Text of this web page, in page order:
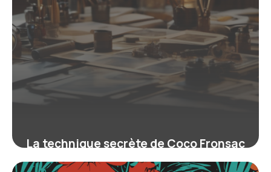
La technique secrète de Coco Fronsac
pour transformer la mémoire